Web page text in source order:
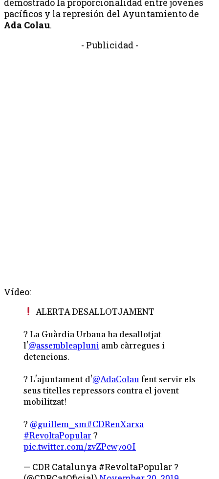
pacíficos y la represión del Ayuntamiento de
Ada Colau.
- Publicidad -
Vídeo:
ALERTA DESALLOTJAMENT
? La Guàrdia Urbana ha desallotjat
l'@assembleapluni amb càrregues i
detencions.
? L'ajuntament d'@AdaColau fent servir els
seus titelles repressors contra el jovent
mobilitzat!
? @guillem_sm#CDRenXarxa
#RevoltaPopular ?
pic.twitter.com/zvZPew7o0I
— CDR Catalunya #RevoltaPopular ?